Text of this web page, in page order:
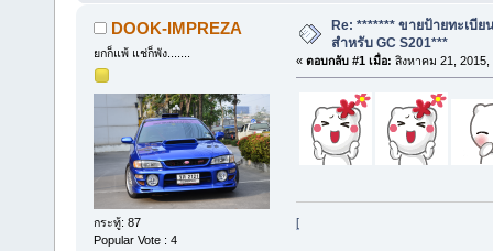
DOOK-IMPREZA
ยกก็แพ้ แช่ก็พัง.......
กระทู้: 87
Popular Vote : 4
Re: ******* ขายป้ายทะเบีย
สำหรับ GC S201***
« ตอบกลับ #1 เมื่อ: สิงหาคม 21, 2015,
[